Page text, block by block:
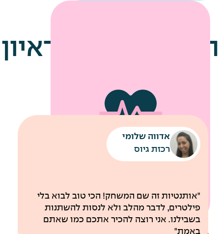
שירותי מוניות לחניונים
רכבת קלה עד למשרדי החברה
לבריאות
הטיפים שלנו לראיון
אדווה שלומי
רכזת גיוס
"אותנטיות זה שם המשחק! הכי טוב לבוא בלי
פילטרים, לדבר מהלב ולא לנסות להשתנות
בשבילנו. אני רוצה להכיר אתכם כמו שאתם
באמת"